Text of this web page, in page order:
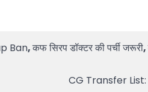
Ban,कफ सिरप डॉक्टर की पर्ची जरूरी,
CG Transfer List: